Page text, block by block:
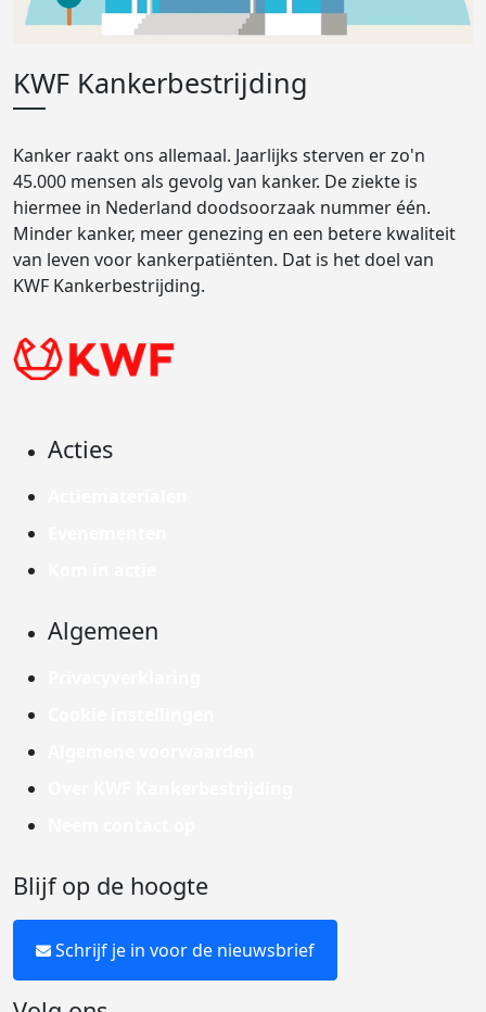
KWF Kankerbestrijding
Kanker raakt ons allemaal. Jaarlijks sterven er zo'n
45.000 mensen als gevolg van kanker. De ziekte is
hiermee in Nederland doodsoorzaak nummer één.
Minder kanker, meer genezing en een betere kwaliteit
van leven voor kankerpatiënten. Dat is het doel van
KWF Kankerbestrijding.
Acties
Algemeen
Blijf op de hoogte
Schrijf je in voor de nieuwsbrief